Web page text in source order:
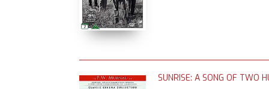
SUNRISE: A SONG OF TWO